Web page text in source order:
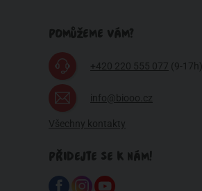
POMŮŽEME VÁM?
+420 220 555 077 (9-17h)
info@biooo.cz
Všechny kontakty
PŘIDEJTE SE K NÁM!